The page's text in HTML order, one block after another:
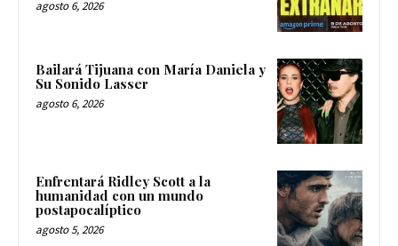
agosto 6, 2026
Bailará Tijuana con María Daniela y
Su Sonido Lasser
agosto 6, 2026
Enfrentará Ridley Scott a la
humanidad con un mundo
postapocalíptico
agosto 5, 2026